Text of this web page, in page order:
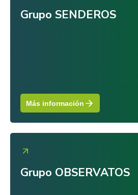
Grupo SENDEROS
Más información
Grupo OBSERVATOS